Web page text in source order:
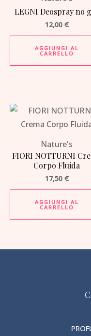
LEGNI Deospray no
12,00 €
AGGIUNGI AL
CARRELLO
Nature's
FIORI NOTTURNI
Corpo Fluida
17,50 €
AGGIUNGI AL
CARRELLO